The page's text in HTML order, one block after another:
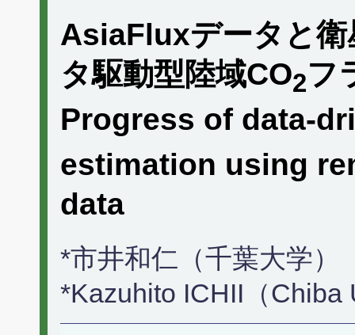
AsiaFluxデータと衛
タ駆動型陸域CO2フ
Progress of data-
estimation using
data
*市井和仁（千葉大学）
*Kazuhito ICHII（Chiba